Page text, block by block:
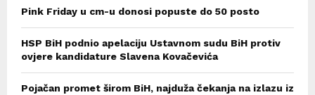
Pink Friday u cm-u donosi popuste do 50 posto
HSP BiH podnio apelaciju Ustavnom sudu BiH protiv
ovjere kandidature Slavena Kovačevića
Pojačan promet širom BiH, najduža čekanja na izlazu iz